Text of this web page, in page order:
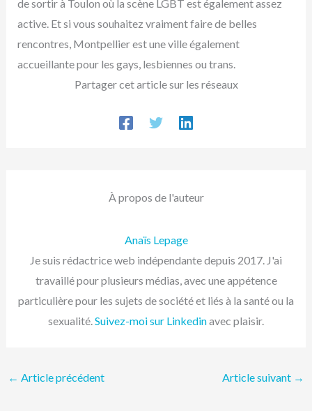
de sortir à Toulon où la scène LGBT est également assez
active. Et si vous souhaitez vraiment faire de belles
rencontres, Montpellier est une ville également
accueillante pour les gays, lesbiennes ou trans.
Partager cet article sur les réseaux
À propos de l'auteur
Anaïs Lepage
Je suis rédactrice web indépendante depuis 2017. J'ai
travaillé pour plusieurs médias, avec une appétence
particulière pour les sujets de société et liés à la santé ou la
sexualité. Suivez-moi sur Linkedinavec plaisir.
← Article précédent Article suivant →